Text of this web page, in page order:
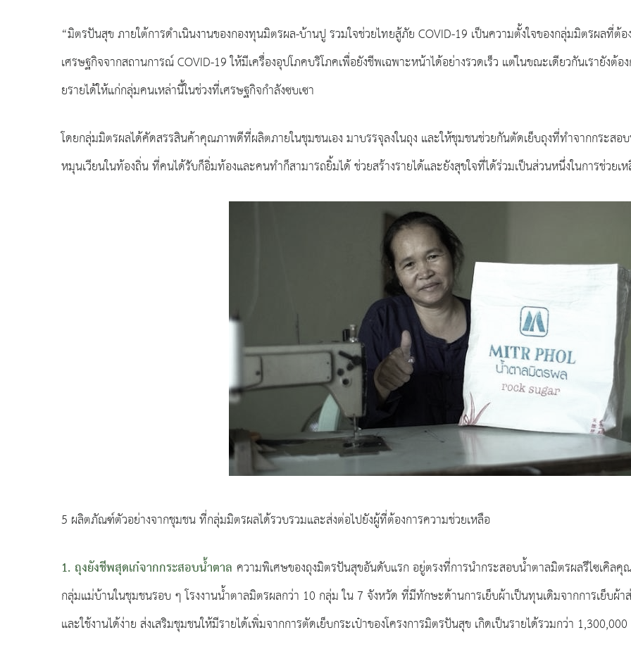
“มิตรปันสุข ภายใต้การดำเนินงานของกองทุนมิตรผล-บ้านปู รวมใจช่วยไทยสู้ภัย COVID-19 เป็นความตั้งใจของกลุ่มมิตรผลที่
เศรษฐกิจจากสถานการณ์ COVID-19 ให้มีเครื่องอุปโภคบริโภคเพื่อยังชีพเฉพาะหน้าได้อย่างรวดเร็ว แต่ในขณะเดียวกันเรายัง
ยรายได้ให้แก่กลุ่มคนเหล่านี้ในช่วงที่เศรษฐกิจกำลังซบเซา
โดยกลุ่มมิตรผลได้คัดสรรสินค้าคุณภาพดีที่ผลิตภายในชุมชนเอง มาบรรจุลงในถุง และให้ชุมชนช่วยกันตัดเย็บถุงที่ทำจากกระสอ
หมุนเวียนในท้องถิ่น ที่คนได้รับก็อิ่มท้องและคนทำก็สามารถยิ้มได้ ช่วยสร้างรายได้และยังสุขใจที่ได้ร่วมเป็นส่วนหนึ่งในการช่วยเ
5 ผลิตภัณฑ์ตัวอย่างจากชุมชน ที่กลุ่มมิตรผลได้รวบรวมและส่งต่อไปยังผู้ที่ต้องการความช่วยเหลือ
1. ถุงยังชีพสุดเก๋จากกระสอบน้ำตาล ความพิเศษของถุงมิตรปันสุขอันดับแรก อยู่ตรงที่การนำกระสอบน้ำตาลมิตรผลรีไซเคิล
กลุ่มแม่บ้านในชุมชนรอบ ๆ โรงงานน้ำตาลมิตรผลกว่า 10 กลุ่ม ใน 7 จังหวัด ที่มีทักษะด้านการเย็บผ้าเป็นทุนเดิมจากการเย็บผ้า
และใช้งานได้ง่าย ส่งเสริมชุมชนให้มีรายได้เพิ่มจากการตัดเย็บกระเป๋าของโครงการมิตรปันสุข เกิดเป็นรายได้รวมกว่า